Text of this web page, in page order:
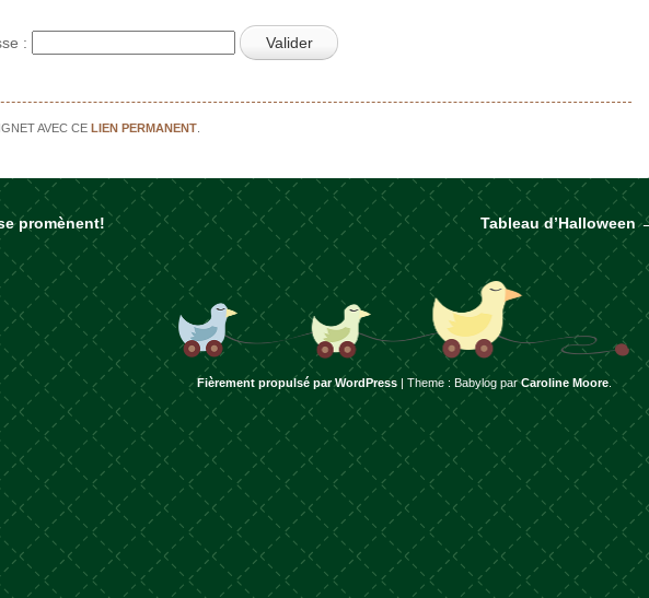
:
AVEC CELIEN PERMANENT
dans les articles
promènent! Tableau d’Halloween
Fièrement propulsé par WordPress Theme : Babylog parCaroline Moore.